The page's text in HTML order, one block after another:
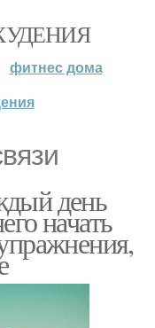
фитнес дома
день
начать